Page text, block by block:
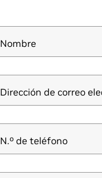
Nombre
Dirección de correo
N.º de teléfono